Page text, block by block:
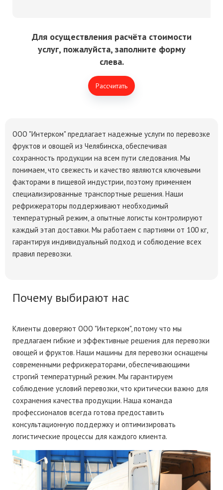
Для осуществления расчёта стоимости
услуг, пожалуйста, заполните форму
слева.
Рассчитать
ООО "Интерком" предлагает надежные услуги по перевозке
фруктов и овощей из Челябинска, обеспечивая
сохранность продукции на всем пути следования. Мы
понимаем, что свежесть и качество являются ключевыми
факторами в пищевой индустрии, поэтому применяем
специализированные транспортные решения. Наши
рефрижераторы поддерживают необходимый
температурный режим, а опытные логисты контролируют
каждый этап доставки. Мы работаем с партиями от 100 кг,
гарантируя индивидуальный подход и соблюдение всех
правил перевозки.
Почему выбирают нас
Клиенты доверяют ООО "Интерком", потому что мы
предлагаем гибкие и эффективные решения для перевозки
овощей и фруктов. Наши машины для перевозки оснащены
современными рефрижераторами, обеспечивающими
строгий температурный режим. Мы гарантируем
соблюдение условий перевозки, что критически важно для
сохранения качества продукции. Наша команда
профессионалов всегда готова предоставить
консультационную поддержку и оптимизировать
логистические процессы для каждого клиента.